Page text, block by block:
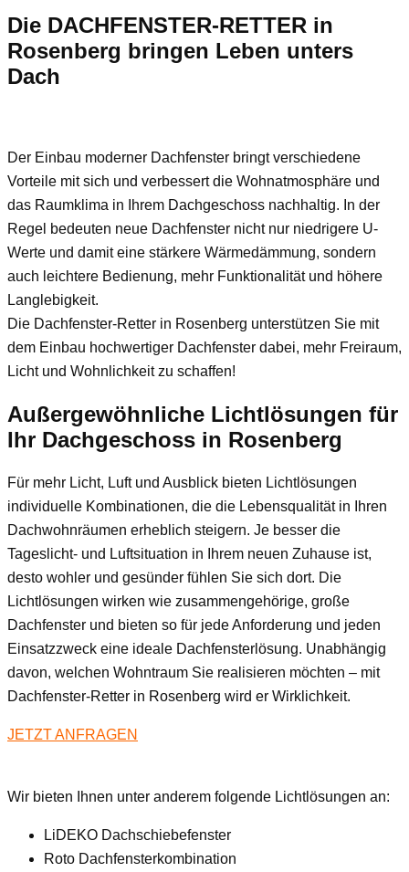
Die DACHFENSTER-RETTER in
Rosenberg bringen Leben unters
Dach
Der Einbau moderner Dachfenster bringt verschiedene
Vorteile mit sich und verbessert die Wohnatmosphäre und
das Raumklima in Ihrem Dachgeschoss nachhaltig. In der
Regel bedeuten neue Dachfenster nicht nur niedrigere U-
Werte und damit eine stärkere Wärmedämmung, sondern
auch leichtere Bedienung, mehr Funktionalität und höhere
Langlebigkeit.
Die Dachfenster-Retter in Rosenberg unterstützen Sie mit
dem Einbau hochwertiger Dachfenster dabei, mehr Freiraum,
Licht und Wohnlichkeit zu schaffen!
Außergewöhnliche Lichtlösungen für
Ihr Dachgeschoss in Rosenberg
Für mehr Licht, Luft und Ausblick bieten Lichtlösungen
individuelle Kombinationen, die die Lebensqualität in Ihren
Dachwohnräumen erheblich steigern. Je besser die
Tageslicht- und Luftsituation in Ihrem neuen Zuhause ist,
desto wohler und gesünder fühlen Sie sich dort. Die
Lichtlösungen wirken wie zusammengehörige, große
Dachfenster und bieten so für jede Anforderung und jeden
Einsatzzweck eine ideale Dachfensterlösung. Unabhängig
davon, welchen Wohntraum Sie realisieren möchten – mit
Dachfenster-Retter in Rosenberg wird er Wirklichkeit.
JETZT ANFRAGEN
Wir bieten Ihnen unter anderem folgende Lichtlösungen an:
LiDEKO Dachschiebefenster
Roto Dachfensterkombination